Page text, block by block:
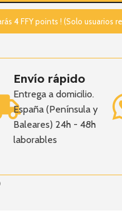
4FFY points ! (Solo usuarios
Envío rápido
Entrega a domicilio.
España (Península y
Baleares) 24h - 48h
laborables